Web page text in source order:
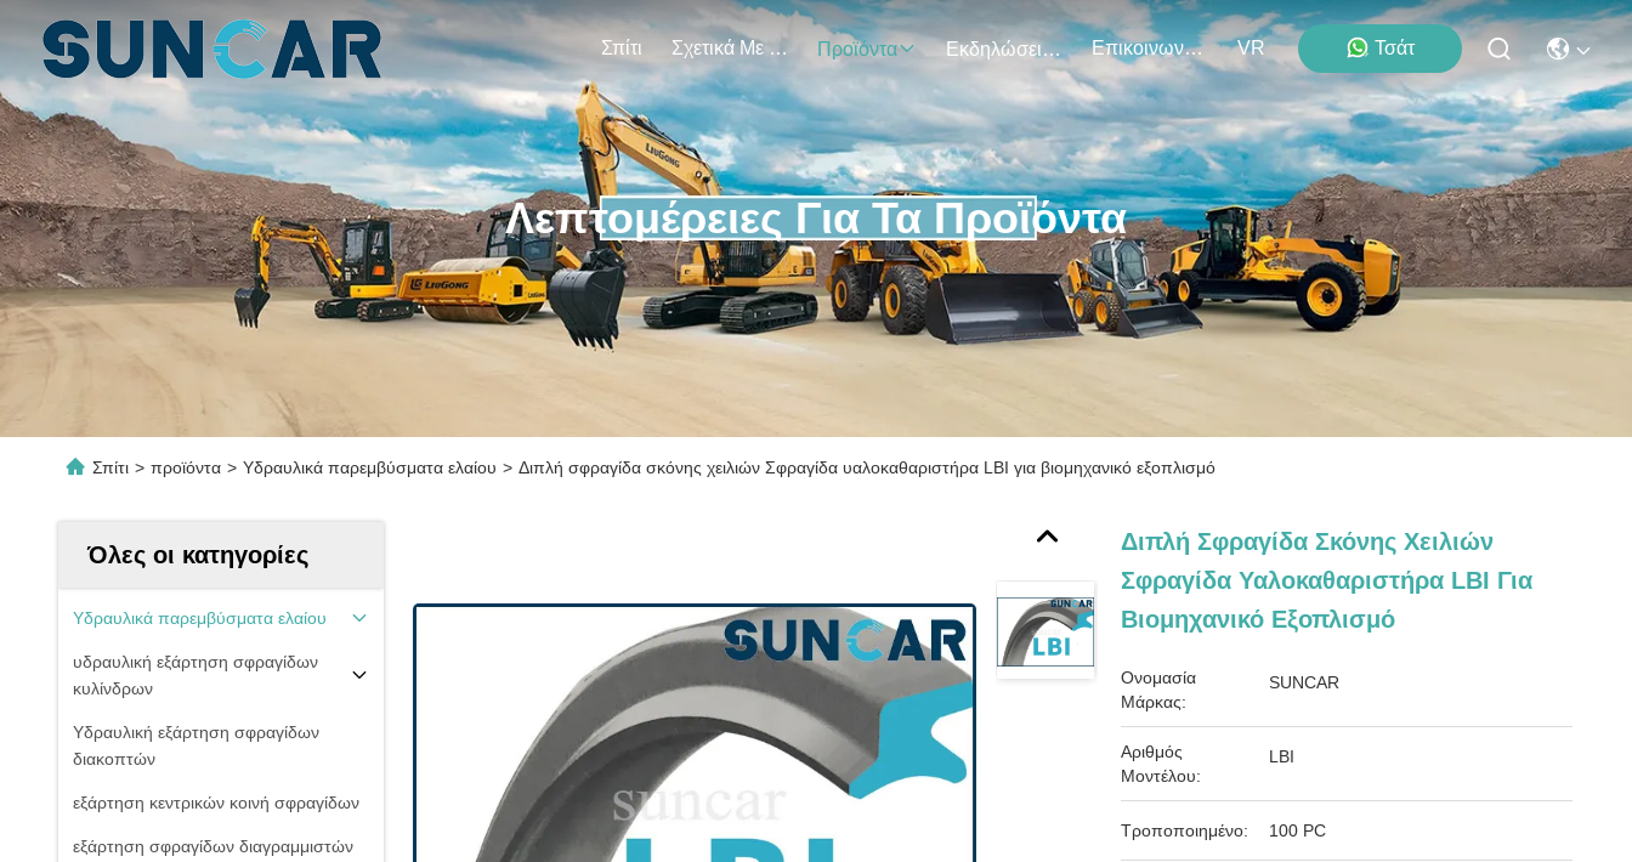
Σπίτι Σχετικά Με Εμάς Προϊόντα Εκδηλώσεις Επικοινωνήστε Μαζί Μας VR Τσάτ
Λεπτομέρειες Για Τα Προϊόντα
Σπίτι > προϊόντα > Υδραυλικά παρεμβύσματα ελαίου > Διπλή σφραγίδα σκόνης χειλιών Σφραγίδα υαλοκαθαριστήρα LBI για βιομηχανικό εξοπλισμό
Όλες οι κατηγορίες
Υδραυλικά παρεμβύσματα ελαίου
υδραυλική εξάρτηση σφραγίδων
κυλίνδρων
Υδραυλική εξάρτηση σφραγίδων
διακοπτών
εξάρτηση κεντρικών κοινή σφραγίδων
εξάρτηση σφραγίδων διαγραμμιστών
Διπλή Σφραγίδα Σκόνης Χειλιών
Σφραγίδα Υαλοκαθαριστήρα LBI Για
Βιομηχανικό Εξοπλισμό
Ονομασία
Μάρκας:
SUNCAR
Αριθμός
Μοντέλου:
LBI
Τροποποιημένο: 100 PC